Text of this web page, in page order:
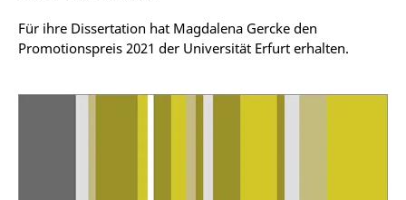
Für ihre Dissertation hat Magdalena Gercke den
Promotionspreis 2021 der Universität Erfurt erhalten.